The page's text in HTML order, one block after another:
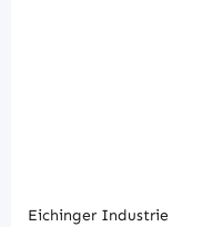
Eichinger Industrie